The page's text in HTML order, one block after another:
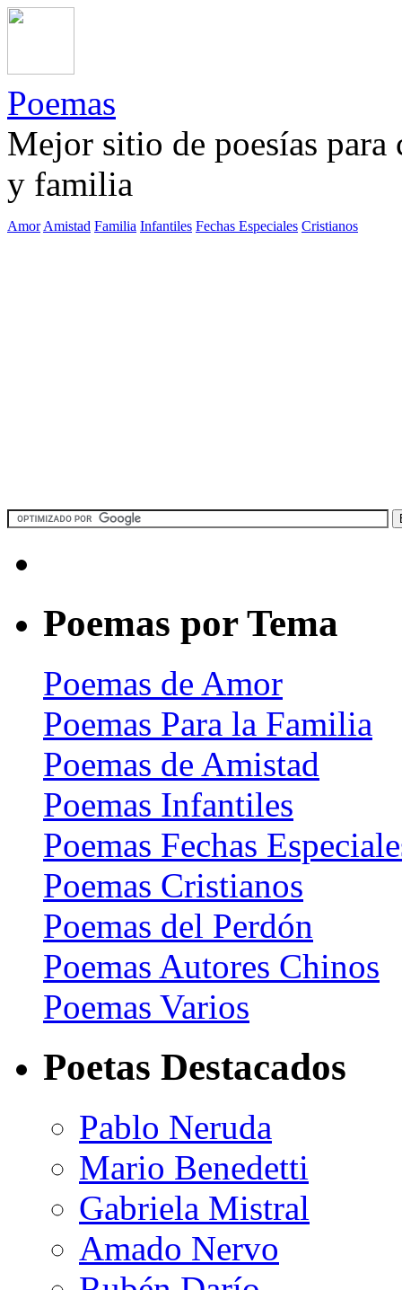
Poemas
Mejor sitio de poesías
y familia
Amor Amistad Familia Infantiles Fechas Especiales Cristianos
Poemas por Tema
Poemas de Amor
Poemas Para la Familia
Poemas de Amistad
Poemas Infantiles
Poemas Fechas
Poemas Cristianos
Poemas del Perdón
Poemas Autores Chinos
Poemas Varios
Poetas Destacados
Pablo Neruda
Mario Benedetti
Gabriela Mistral
Amado Nervo